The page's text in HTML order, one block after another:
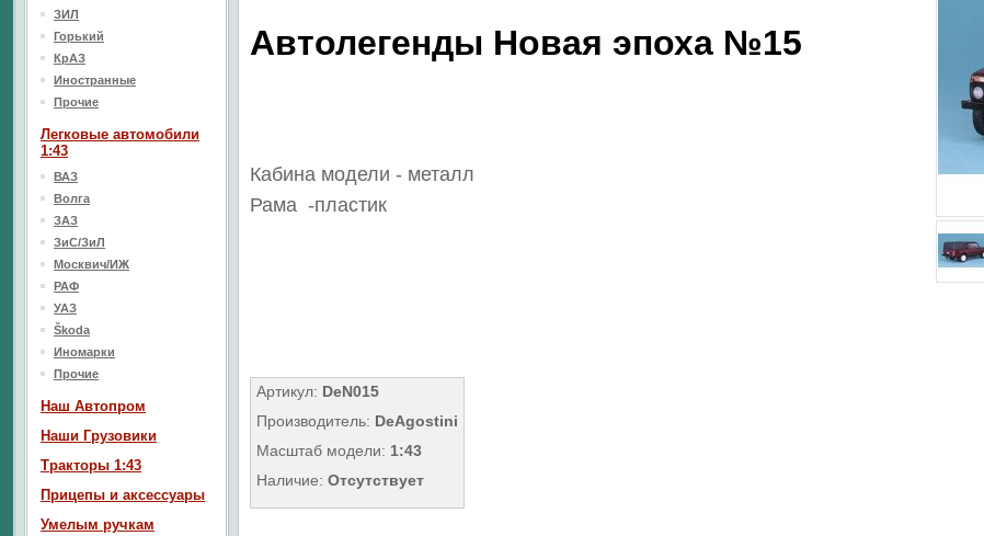
Автолегенды Новая эпоха №15
Кабина модели - металл
Рама -пластик
Артикул: DeN015
Производитель: DeAgostini
Масштаб модели: 1:43
Наличие: Отсутствует
ЗИЛ
Горький
КрАЗ
Иностранные
Прочие
Легковые автомобили
1:43
ВАЗ
Волга
ЗАЗ
ЗиС/ЗиЛ
Москвич/ИЖ
РАФ
УАЗ
Škoda
Иномарки
Прочие
Наш Aвтопром
Наши Грузовики
Тракторы 1:43
Прицепы и аксессуары
Умелым ручкам